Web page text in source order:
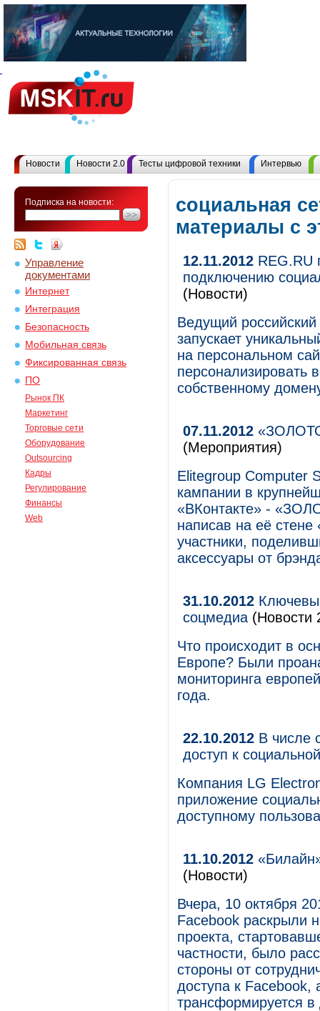
Новости Новости 2.0 Тесты цифровой техники Интервью
Подписка на новости:
Управление
документами
Интернет
Интеграция
Безопасность
Мобильная связь
Фиксированная связь
ПО
Рынок ПК
Маркетинг
Торговые сети
Оборудование
Outsourcing
Кадры
Регулирование
Финансы
Web
социальная
материалы с
12.11.2012 REG.RU
подключению
(Новости)
Ведущий
запускает
на персональном
персонализировать
собственному
07.11.2012 «ЗОЛОТО
(Мероприятия)
Elitegroup Computer
кампании в
«ВКонтакте» -
написав на её
участники,
аксессуары от
31.10.2012
соцмедиа (Новости
Что происходит в
Европе? Были
мониторинга
года.
22.10.2012 В числе
доступ к
Компания LG
приложение
доступному
11.10.2012
(Новости)
Вчера, 10 октября
Facebook раскрыли
проекта,
частности, было
стороны от
доступа к Facebook,
трансформируется